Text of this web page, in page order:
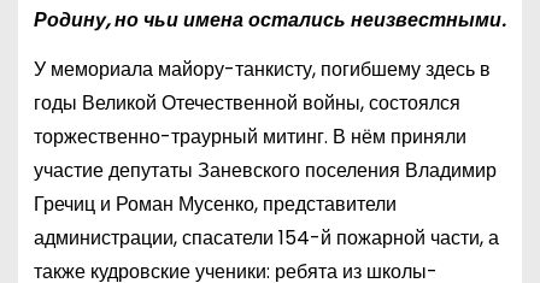
Родину, но чьи имена остались неизвестными.
У мемориала майору-танкисту, погибшему здесь в
годы Великой Отечественной войны, состоялся
торжественно-траурный митинг. В нём приняли
участие депутаты Заневского поселения Владимир
Гречиц и Роман Мусенко, представители
администрации, спасатели 154-й пожарной части, а
также кудровские ученики: ребята из школы-